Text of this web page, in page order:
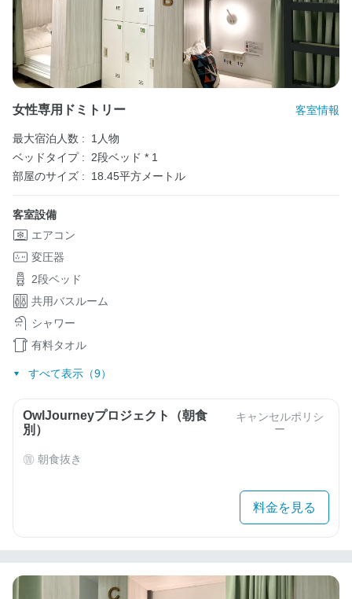
女性専用ドミトリー 客室情報
最大宿泊人数 :
1人物
ベッドタイプ :
2段ベッド * 1
部屋のサイズ :
18.45平方メートル
客室設備
エアコン
変圧器
2段ベッド
共用バスルーム
シャワー
有料タオル
すべて表示（9）
OwlJourneyプロジェクト（朝食
別）
キャンセルポリシ
ー
朝食抜き
料金を見る